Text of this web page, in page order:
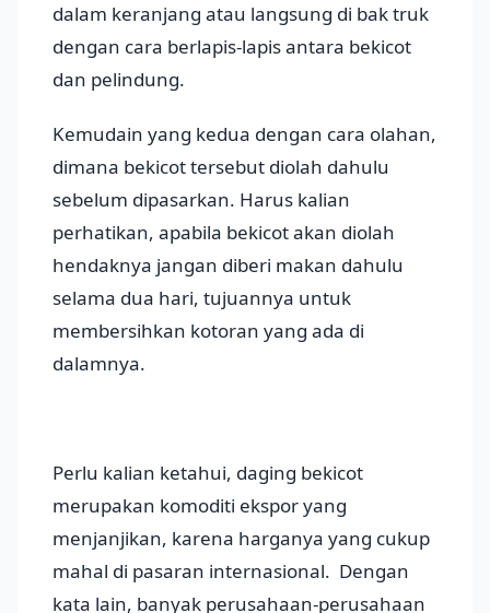
dalam keranjang atau langsung di bak truk
dengan cara berlapis-lapis antara bekicot
dan pelindung.
Kemudain yang kedua dengan cara olahan,
dimana bekicot tersebut diolah dahulu
sebelum dipasarkan. Harus kalian
perhatikan, apabila bekicot akan diolah
hendaknya jangan diberi makan dahulu
selama dua hari, tujuannya untuk
membersihkan kotoran yang ada di
dalamnya.
Perlu kalian ketahui, daging bekicot
merupakan komoditi ekspor yang
menjanjikan, karena harganya yang cukup
mahal di pasaran internasional. Dengan
kata lain, banyak perusahaan-perusahaan